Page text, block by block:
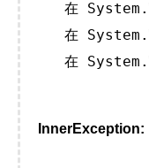
在
在
在
InnerException: